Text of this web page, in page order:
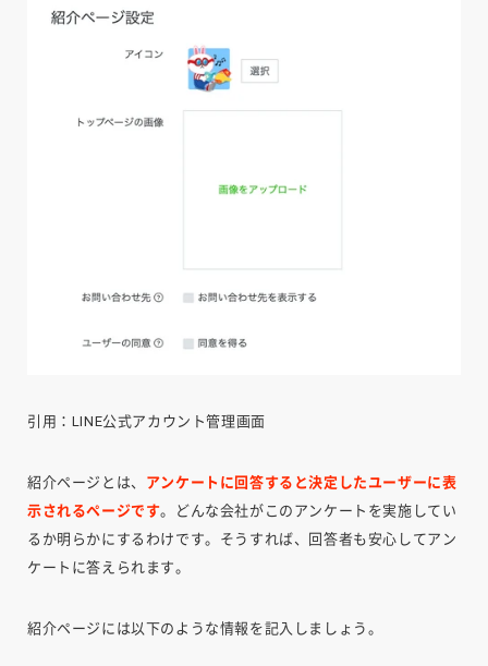
引用：LINE公式アカウント管理画面
紹介ページとは、 アンケートに回答すると決定したユーザーに表
示されるページです。どんな会社がこのアンケートを実施してい
るか明らかにするわけです。そうすれば、回答者も安心してアン
ケートに答えられます。
紹介ページには以下のような情報を記入しましょう。